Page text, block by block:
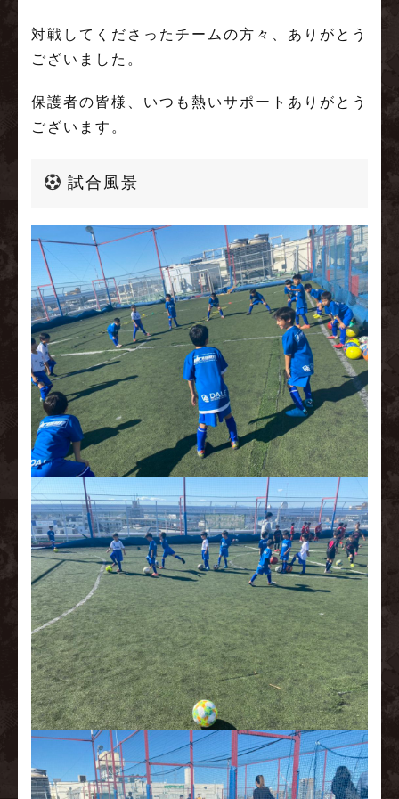
対戦してくださったチームの方々、ありがとう
ございました。
保護者の皆様、いつも熱いサポートありがとう
ございます。
試合風景